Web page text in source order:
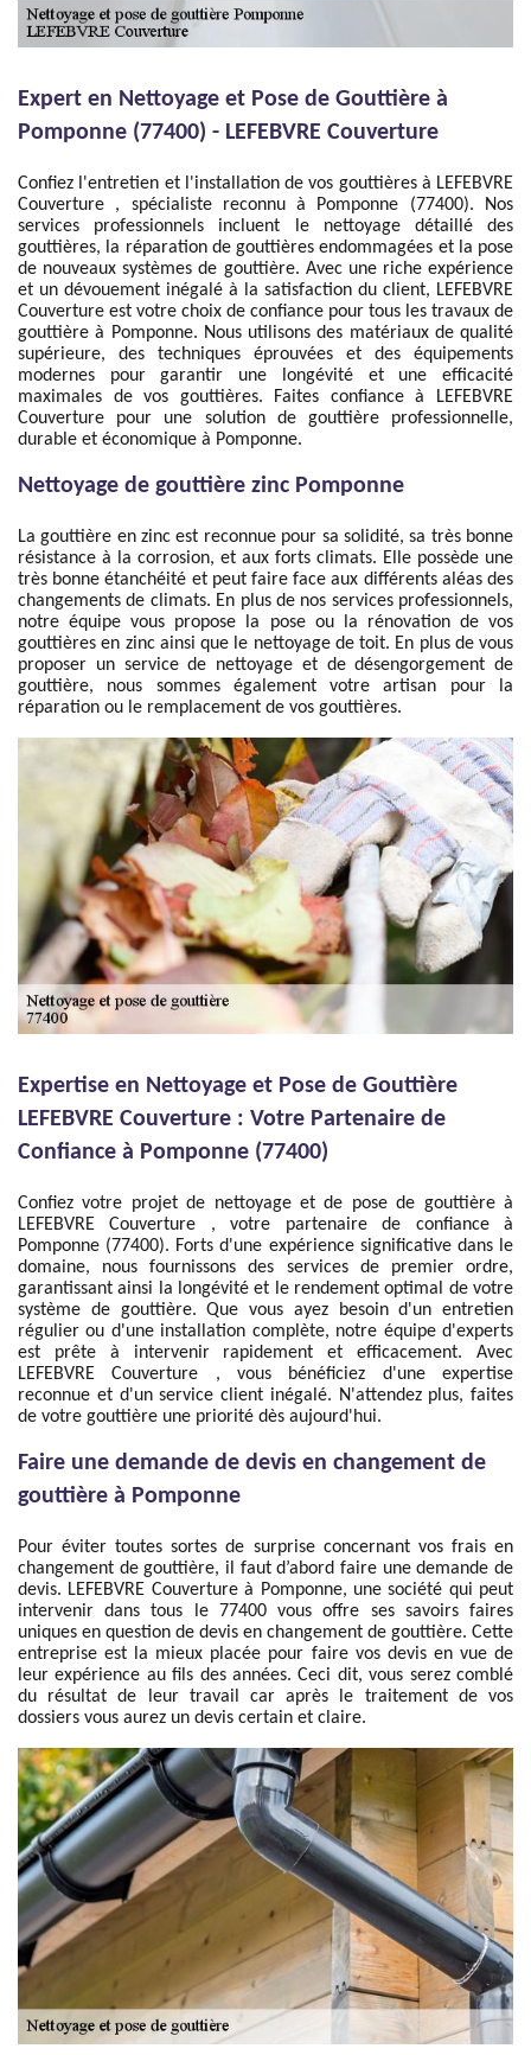
Expert en Nettoyage et Pose de Gouttière à
Pomponne (77400) - LEFEBVRE Couverture
Confiez l'entretien et l'installation de vos gouttières à LEFEBVRE
Couverture , spécialiste reconnu à Pomponne (77400). Nos
services professionnels incluent le nettoyage détaillé des
gouttières, la réparation de gouttières endommagées et la pose
de nouveaux systèmes de gouttière. Avec une riche expérience
et un dévouement inégalé à la satisfaction du client, LEFEBVRE
Couverture est votre choix de confiance pour tous les travaux de
gouttière à Pomponne. Nous utilisons des matériaux de qualité
supérieure, des techniques éprouvées et des équipements
modernes pour garantir une longévité et une efficacité
maximales de vos gouttières. Faites confiance à LEFEBVRE
Couverture pour une solution de gouttière professionnelle,
durable et économique à Pomponne.
Nettoyage de gouttière zinc Pomponne
La gouttière en zinc est reconnue pour sa solidité, sa très bonne
résistance à la corrosion, et aux forts climats. Elle possède une
très bonne étanchéité et peut faire face aux différents aléas des
changements de climats. En plus de nos services professionnels,
notre équipe vous propose la pose ou la rénovation de vos
gouttières en zinc ainsi que le nettoyage de toit. En plus de vous
proposer un service de nettoyage et de désengorgement de
gouttière, nous sommes également votre artisan pour la
réparation ou le remplacement de vos gouttières.
Expertise en Nettoyage et Pose de Gouttière
LEFEBVRE Couverture : Votre Partenaire de
Confiance à Pomponne (77400)
Confiez votre projet de nettoyage et de pose de gouttière à
LEFEBVRE Couverture , votre partenaire de confiance à
Pomponne (77400). Forts d'une expérience significative dans le
domaine, nous fournissons des services de premier ordre,
garantissant ainsi la longévité et le rendement optimal de votre
système de gouttière. Que vous ayez besoin d'un entretien
régulier ou d'une installation complète, notre équipe d'experts
est prête à intervenir rapidement et efficacement. Avec
LEFEBVRE Couverture , vous bénéficiez d'une expertise
reconnue et d'un service client inégalé. N'attendez plus, faites
de votre gouttière une priorité dès aujourd'hui.
Faire une demande de devis en changement de
gouttière à Pomponne
Pour éviter toutes sortes de surprise concernant vos frais en
changement de gouttière, il faut d’abord faire une demande de
devis. LEFEBVRE Couverture à Pomponne, une société qui peut
intervenir dans tous le 77400 vous offre ses savoirs faires
uniques en question de devis en changement de gouttière. Cette
entreprise est la mieux placée pour faire vos devis en vue de
leur expérience au fils des années. Ceci dit, vous serez comblé
du résultat de leur travail car après le traitement de vos
dossiers vous aurez un devis certain et claire.